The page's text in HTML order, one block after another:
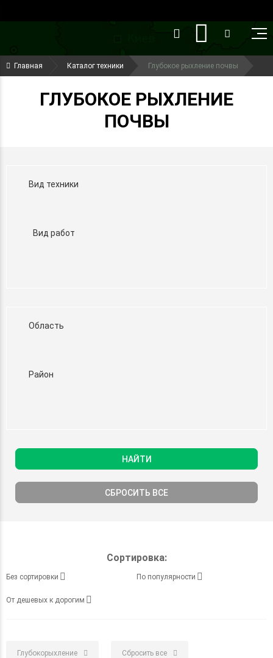
(099) 644-79-22
(050) 416-93-27
Главная Каталог техники Глубокое рыхление почвы
ГЛУБОКОЕ РЫХЛЕНИЕ
ПОЧВЫ
Вид техники
Вид работ
Область
Район
НАЙТИ
СБРОСИТЬ ВСЕ
Сортировка:
Без сортировки По популярности
От дешевых к дорогим
Глубокорыхление Сбросить все